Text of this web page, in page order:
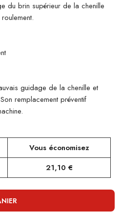
du brin supérieur de la chenille
guidage de la chenille et
remplacement préventif
Vous économisez
21,10 €